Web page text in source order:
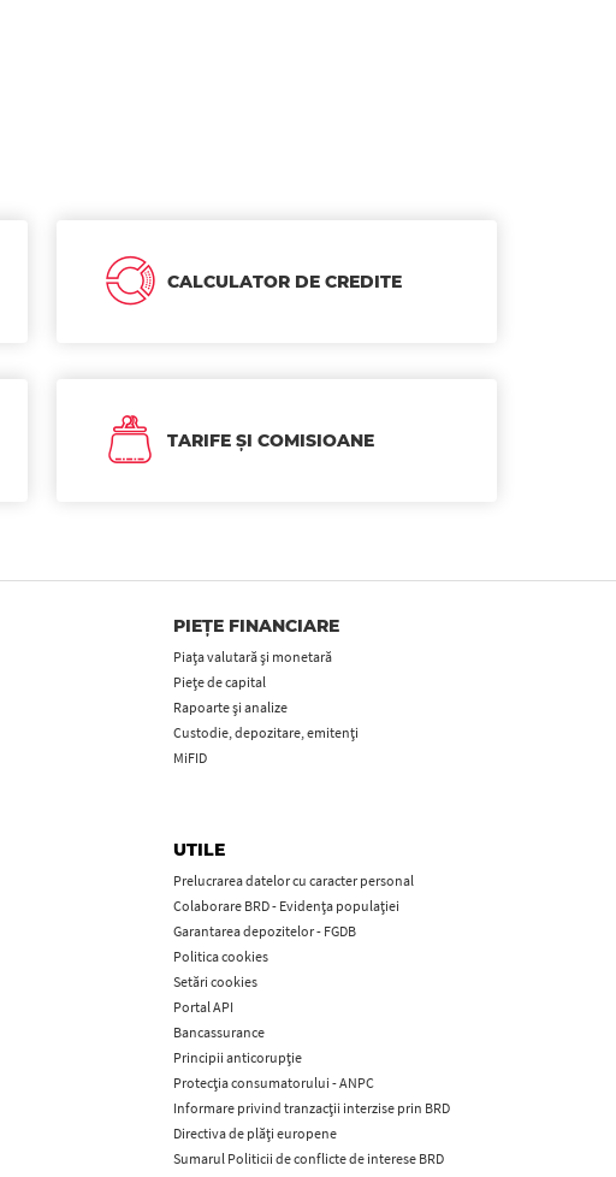
CALCULATOR DE CREDITE
TARIFE ȘI COMISIOANE
PIEȚE FINANCIARE
Piața valutară și monetară
Piețe de capital
Rapoarte și analize
Custodie, depozitare, emitenți
MiFID
UTILE
Prelucrarea datelor cu caracter personal
Colaborare BRD - Evidența populației
Garantarea depozitelor - FGDB
Politica cookies
Setări cookies
Portal API
Bancassurance
Principii anticorupţie
Protecţia consumatorului - ANPC
Informare privind tranzacții interzise prin BRD
Directiva de plăți europene
Sumarul Politicii de conflicte de interese BRD